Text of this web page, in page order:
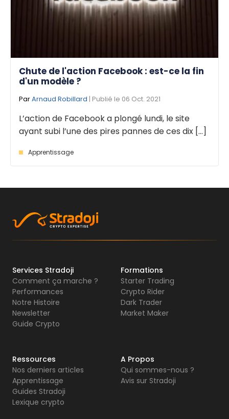
Chute de l'action Facebook : est-ce la fin
d'un modèle ?
ParArnaud Robillard | Publié le 06 Oct. 2021
L’action de Facebook a plongé lundi, le site
ayant subi l’une des pires pannes de ces dix [...]
Apprentissage
Services Stradoji
Comment ça marche ?
Performances
Notre Histoire
Newsletter
Guide Crypto
Formations
Starter Trading
Crypto Rider
Dark Trader
Market Maker
Ressources
Nos derniers articles
Apprentissage
Guides Stradoji
Lexique crypto
A Propos
Qui sommes-nous ?
Avis sur Stradoji